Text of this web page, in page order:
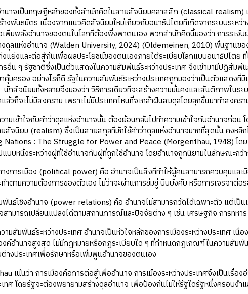
เป็นทฤษฎีหลักของทั้งสำนักคิดในสายสัจนิยมคลาสสิก (classical realism)
งพันธมิตร เนื่องจากแนวคิดสัจนิยมใหม่เกี่ยวกับอนาธิปไตยที่เกิดจากระบบระห
พิ่มพลังอำนาจของตนในโลกที่ต้องพึ่งพาตนเอง พวกสำนักคิดนี้มองว่า การระงับ
งดุลแห่งอำนาจ (Walden University, 2024) (Oldemeinen, 2010) พื้นฐานขอ
แย่งและต่อสู้กันเพื่อผลประโยชน์ของตนเองภายใต้ระเบียบโลกแบบอนาธิปไตย
รอื่น ๆ รัฐชาติซึ่งเป็นตัวแสดงในความสัมพันธ์ระหว่างประเทศ จึงเข้ามามีปฏิสัม
คุ้มครอง อย่างไรก็ดี รัฐในความสัมพันธ์ระหว่างประเทศถูกมองว่าเป็นตัวแสดง
กสัจนิยมทั้งหลายจึงมองว่า วิธีการเดียวที่จะสร้างความมั่นคงและสันติภาพในร
ล้วก็จะไม่มีสงคราม เพราะไม่มีประเทศไหนที่จะกล้าฝืนสมดุลโดยลุกขึ้นมาทำสงครา
ข้าใจกับคำว่าดุลแห่งอำนาจนั้น ต้องย้อนกลับไปทำความเข้าใจกับอำนาจก่อน โ
ยสัจนิยม (realism) ซึ่งเป็นสายสกุลที่มักใช้คำว่าดุลแห่งอำนาจมากที่สุดนั้น คงหลี
Nations : The Struggle for Power and Peace(Morgenthau, 1948) โด
บบหนึ่งระหว่างผู้ที่ใช้อำนาจกับผู้ที่ถูกใช้อำนาจ โดยอำนาจถูกนิยามในลักษณะกว้
รเมือง (political power) คือ อำนาจเป็นสิ่งที่ทำให้ผู้คนสามารถควบคุมและมี
ำตามความต้องการของตัวเอง ไม่ว่าจะผ่านการข่มขู่ บีบบังคับ หรือการเจรจาต่อ
ชิงอำนาจ (power relations) คือ อำนาจไม่สามารถวัดได้เฉพาะตัว แต่เป็น
ามารถเปลี่ยนแปลงได้ตามสถานการณ์และปัจจัยต่าง ๆ เช่น เศรษฐกิจ การทหา
มพันธ์ระหว่างประเทศ อำนาจเป็นหัวใจหลักของการเมืองระหว่างประเทศ เนื่
ค์อำนาจสูงสุด ไม่มีกฎหมายหรือกฎระเบียบใด ๆ ที่กำหนดกฎเกณฑ์ในความสัมพัน
างประเทศเพื่อรักษาหรือเพิ่มพูนอำนาจของตนเอง
นว่า การเมืองคือการต่อสู้เพื่ออำนาจ การเมืองระหว่างประเทศจึงเป็นเรื่อง
เทศ โดยรัฐจะต้องพยายามสร้างดุลอำนาจ เพื่อป้องกันไม่ให้รัฐใดรัฐหนึ่งครอบง